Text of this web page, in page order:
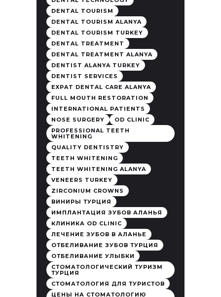
DENTAL TOURISM
DENTAL TOURISM ALANYA
DENTAL TOURISM TURKEY
DENTAL TREATMENT
DENTAL TREATMENT ALANYA
DENTIST ALANYA TURKEY
DENTIST SERVICES
EXPAT DENTAL CARE ALANYA
FULL MOUTH RESTORATION
INTERNATIONAL PATIENTS
NOSE SURGERY
OD CLINIC
PROFESSIONAL TEETH
WHITENING
QUALITY DENTISTRY
TEETH WHITENING
TEETH WHITENING ALANYA
VENEERS TURKEY
ZIRCONIUM CROWNS
ВИНИРЫ ТУРЦИЯ
ИМПЛАНТАЦИЯ ЗУБОВ АЛАНЬЯ
КЛИНИКА OD CLINIC
ЛЕЧЕНИЕ ЗУБОВ В АЛАНЬЕ
ОТБЕЛИВАНИЕ ЗУБОВ ТУРЦИЯ
ОТБЕЛИВАНИЕ УЛЫБКИ
СТОМАТОЛОГИЧЕСКИЙ ТУРИЗМ
ТУРЦИЯ
СТОМАТОЛОГИЯ ДЛЯ ТУРИСТОВ
ЦЕНЫ НА СТОМАТОЛОГИЮ